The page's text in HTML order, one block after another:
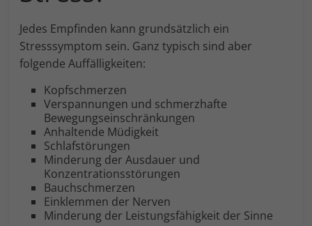
Jedes Empfinden kann grundsätzlich ein
Stresssymptom sein. Ganz typisch sind aber
folgende Auffälligkeiten:
Kopfschmerzen
Verspannungen und schmerzhafte
Bewegungseinschränkungen
Anhaltende Müdigkeit
Schlafstörungen
Minderung der Ausdauer und
Konzentrationsstörungen
Bauchschmerzen
Einklemmen der Nerven
Minderung der Leistungsfähigkeit der Sinne